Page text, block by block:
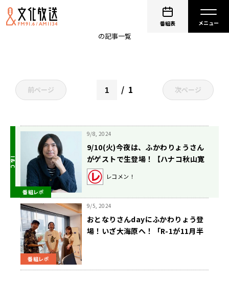
番組表
の記事一覧
前ページ 1 次ページ
番組レポ
9/8, 2024
9/10(火)今夜は、ふかわりょうさん
がゲストで生登場！【ハナコ秋山寛
貴のレコメン！】
レコメン！
番組レポ
9/5, 2024
おとなりさんdayにふかわりょう登
場！いざ大海原へ！「R-1が11月半